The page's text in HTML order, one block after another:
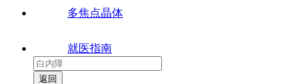
多焦点晶体
就医指南